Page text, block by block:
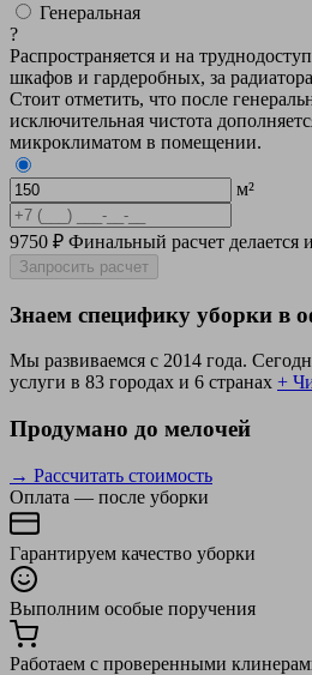
Генеральная
?
Распространяется и на
шкафов и гардеробных, за
Стоит отметить, что после
исключительная чистота
микроклиматом в помещении.
м²
9750 ₽ Финальный расчет делается
Запросить расчет
Знаем специфику уборки в
Мы развиваемся с 2014 года.
услуги в 83 городах и 6 странах +
Продумано до мелочей
→ Рассчитать стоимость
Оплата — после уборки
Гарантируем качество уборки
Выполним особые поручения
Работаем с проверенными